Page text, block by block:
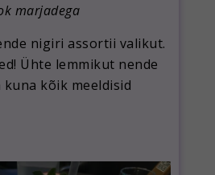
marjadega
nigiri assortii valikut.
Ühte lemmikut nende
kõik meeldisid